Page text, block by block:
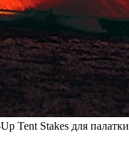
Tent Stakes для палатки